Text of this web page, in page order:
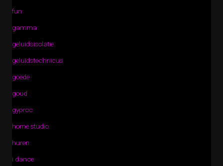
fun
gamma
geluidsisolatie
geluidstechnicus
goede
goud
gyproc
home studio
huren
i dance